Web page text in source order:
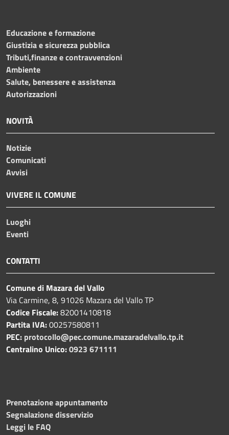
Educazione e formazione
Giustizia e sicurezza pubblica
Tributi,finanze e contravvenzioni
Ambiente
Salute, benessere e assistenza
Autorizzazioni
NOVITÀ
Notizie
Comunicati
Avvisi
VIVERE IL COMUNE
Luoghi
Eventi
CONTATTI
Comune di Mazara del Vallo
Via Carmine, 8, 91026 Mazara del Vallo TP
Codice Fiscale:82001410818
Partita IVA:00257580811
PEC: protocollo@pec.comune.mazaradelvallo.tp.it
Centralino Unico:0923 671111
Prenotazione appuntamento
Segnalazione disservizio
Leggi le FAQ